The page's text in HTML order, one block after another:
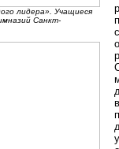
лидера». Учащиеся
Санкт-